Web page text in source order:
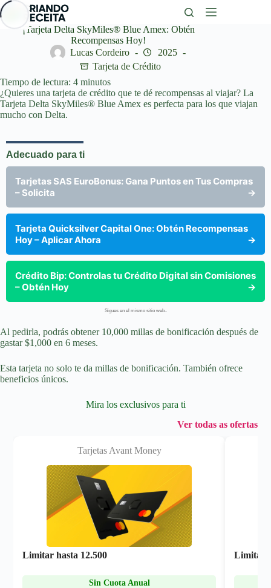
Saltar
al
contenido¡Tarjeta Delta SkyMiles® Blue Amex: Obtén
Recompensas Hoy!
Lucas Cordeiro
2025
Tarjeta de Crédito
Tiempo de lectura: 4 minutos
¿Quieres una tarjeta de crédito que te dé recompensas al viajar? La
Tarjeta Delta SkyMiles® Blue Amex es perfecta para los que viajan
mucho con Delta.
Adecuado para ti
Tarjetas SAS EuroBonus: Gana Puntos en Tus Compras
– Solicita
→
Tarjeta Quicksilver Capital One: Obtén Recompensas
Hoy – Aplicar Ahora
→
Crédito Bip: Controlas tu Crédito Digital sin Comisiones
– Obtén Hoy
→
Sigues en el mismo sitio web..
Al pedirla, podrás obtener 10,000 millas de bonificación después de
gastar $1,000 en 6 meses.
Esta tarjeta no solo te da millas de bonificación. También ofrece
beneficios únicos.
Mira los exclusivos para ti
Ver todas as ofertas
Tarjetas Avant Money
Limitar hasta 12.500
Sin Cuota Anual
Limitar